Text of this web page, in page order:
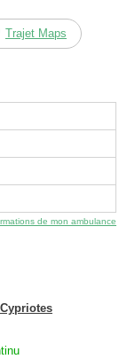
Trajet Maps
de mon ambulance